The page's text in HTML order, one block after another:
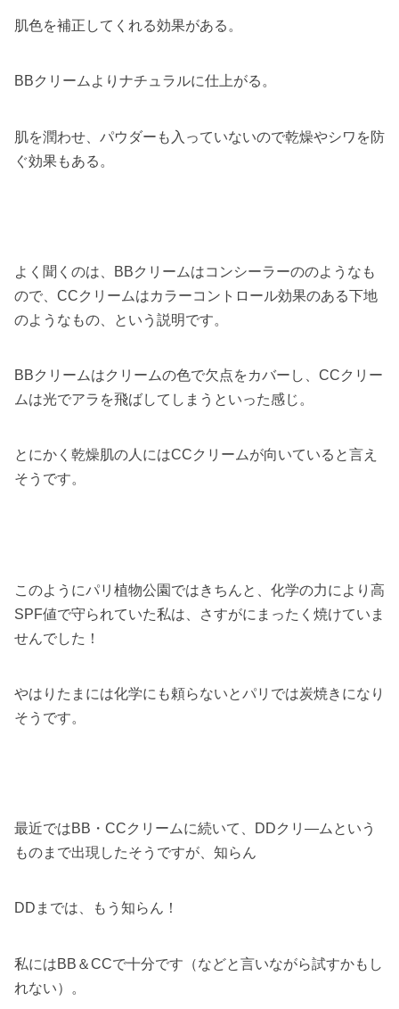
肌色を補正してくれる効果がある。
BBクリームよりナチュラルに仕上がる。
肌を潤わせ、パウダーも入っていないので乾燥やシワを防
ぐ効果もある。
よく聞くのは、BBクリームはコンシーラーののようなも
ので、CCクリームはカラーコントロール効果のある下地
のようなもの、という説明です。
BBクリームはクリームの色で欠点をカバーし、CCクリー
ムは光でアラを飛ばしてしまうといった感じ。
とにかく乾燥肌の人にはCCクリームが向いていると言え
そうです。
このようにパリ植物公園ではきちんと、化学の力により高
SPF値で守られていた私は、さすがにまったく焼けていま
せんでした！
やはりたまには化学にも頼らないとパリでは炭焼きになり
そうです。
最近ではBB・CCクリームに続いて、DDクリ―ムという
ものまで出現したそうですが、知らん
DDまでは、もう知らん！
私にはBB＆CCで十分です（などと言いながら試すかもし
れない）。